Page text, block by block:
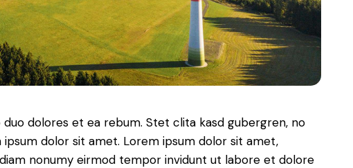
dolores et ea rebum. Stet clita kasd gubergren, no
dolor sit amet. Lorem ipsum dolor sit amet,
nonumy eirmod tempor invidunt ut labore et dolore